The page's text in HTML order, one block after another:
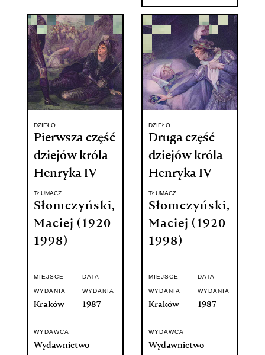
DZIEŁO
Pierwsza część
dziejów króla
Henryka IV
TŁUMACZ
Słomczyński,
Maciej (1920-
1998)
MIEJSCE
WYDANIA
Kraków
DATA
WYDANIA
1987
WYDAWCA
Wydawnictwo
DZIEŁO
Druga część
dziejów króla
Henryka IV
TŁUMACZ
Słomczyński,
Maciej (1920-
1998)
MIEJSCE
WYDANIA
Kraków
DATA
WYDANIA
1987
WYDAWCA
Wydawnictwo